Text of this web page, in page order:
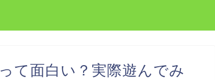
て面白い？実際遊んでみ